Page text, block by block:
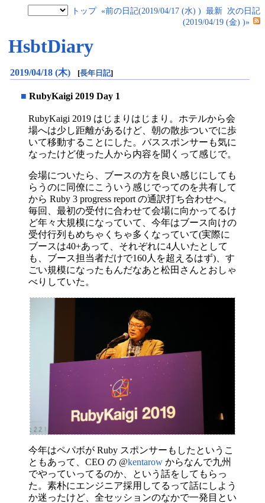
トップ «前の日記(2019/04/17 (水) ) 最新 次の日記
(2019/04/19 (金) )»
HsbtDiary
2019/04/18 (木) [長年日記]
■ RubyKaigi 2019 Day 1
RubyKaigi 2019 はじまりはじまり。ホテルから会
場へは少し距離があるけど、朝の散歩ついでに歩
いて移動することにした。バススポンサーも気に
なったけど使った人から内容を聞くって感じで。
会場についたら、ブースの方を良い感じにしても
らうのに同僚にこういう感じでってのを共有して
から Ruby 3 progress report の通訳打ち合わせへ。
毎回、最初の受付に合わせて会場に向かってるけ
ど年々大規模になっていて、今年はブース向けの
受付行列もめちゃくちゃ多くなっていて(実際に
ブースは40+あって、それぞれに4人いたとして
も、ブース担当者だけで160人を超えるはず)、す
ごい規模になったもんだなあと松田さんとおしゃ
べりしていた。
今年はペパボが Ruby スポンサーもしたというこ
ともあって、CEO の @kentarow からなんで九州
でやっていってるのか、という話をしてもらっ
た。素朴にエンジニア採用してるって話にしよう
か迷ったけど、全セッションのなかで一発目とい